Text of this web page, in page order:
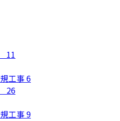
11
工事6
26
工事9